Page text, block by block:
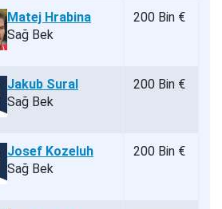
Matej Hrabina
Sağ Bek
200 Bin €
Jakub Sural
Sağ Bek
200 Bin €
Josef Kozeluh
Sağ Bek
200 Bin €